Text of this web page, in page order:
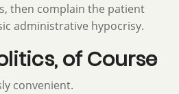
then complain the patient
administrative hypocrisy.
of Course
convenient.